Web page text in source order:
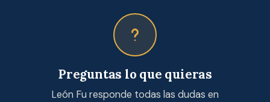
Preguntas lo que quieras
León Fu responde todas las dudas en